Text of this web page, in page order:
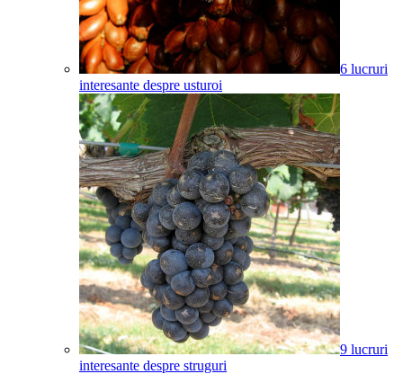
6 lucruri
interesante despre usturoi
9 lucruri
interesante despre struguri